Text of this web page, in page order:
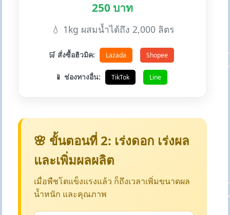
250 บาท
💧 1kg ผสมน้ำได้ถึง 2,000 ลิตร
🛒 สั่งซื้อฮิวมิค: Lazada Shopee
📱 ช่องทางอื่น: TikTok Line
🌸 ขั้นตอนที่ 2: เร่งดอก เร่งผล
และเพิ่มผลผลิต
เมื่อพืชโตแข็งแรงแล้ว ก็ถึงเวลาเพิ่มขนาดผล
น้ำหนัก และคุณภาพ